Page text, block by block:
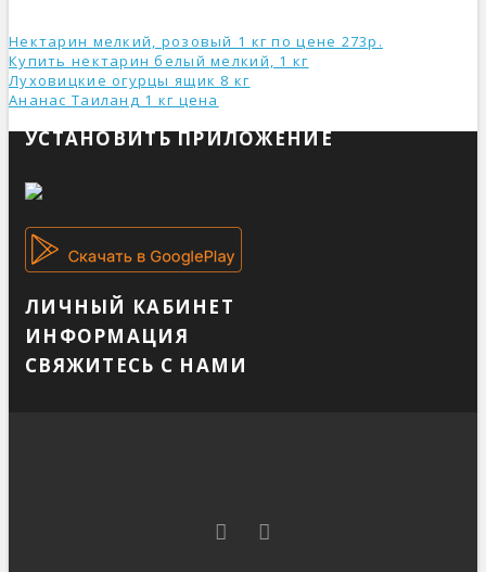
Нектарин мелкий, розовый 1 кг по цене 273р.
Купить нектарин белый мелкий, 1 кг
Луховицкие огурцы ящик 8 кг
Ананас Таиланд 1 кг ценa
УСТАНОВИТЬ ПРИЛОЖЕНИЕ
ЛИЧНЫЙ КАБИНЕТ
ИНФОРМАЦИЯ
СВЯЖИТЕСЬ С НАМИ